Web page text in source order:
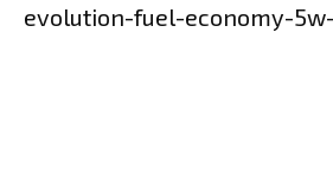
evolution-fuel-economy-